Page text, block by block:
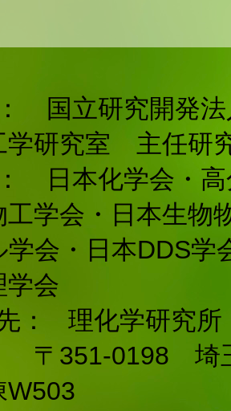
国立研究開発法
学研究室 主任研
日本化学会・高
工学会・日本生物
学会・日本DDS学
学会
： 理化学研究
351-0198 埼玉
W503